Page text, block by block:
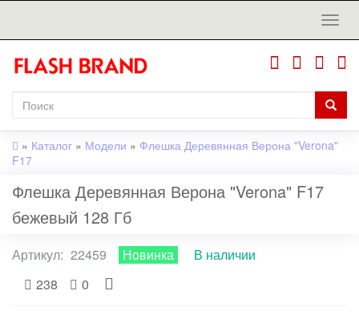
» Каталог » Модели » Флешка Деревянная Верона "Verona"
F17
Флешка Деревянная Верона "Verona" F17
бежевый 128 Гб
Артикул: 22459 Новинка
В наличии
238
0